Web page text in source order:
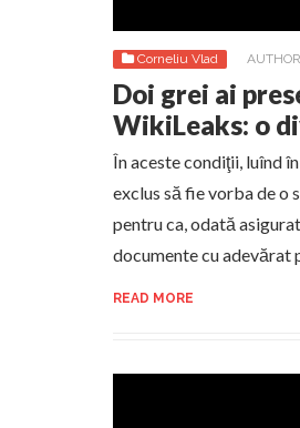
Corneliu Vlad
Doi grei ai
WikiLeaks: o
În aceste condiţii, luînd
exclus să fie vorba de o
pentru ca, odată
documente cu adevărat
READ MORE